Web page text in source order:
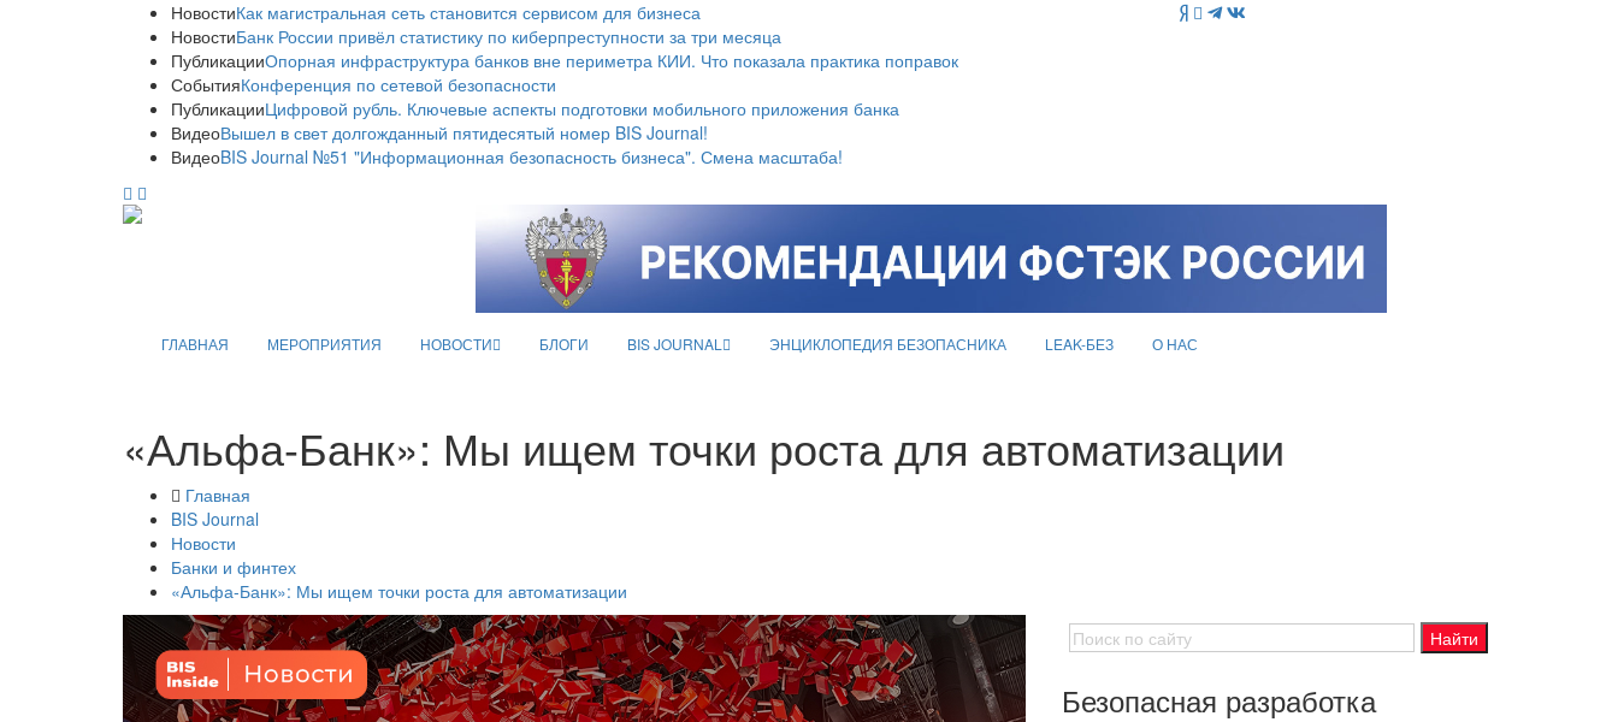
НовостиКак магистральная сеть становится сервисом для бизнеса
НовостиБанк России привёл статистику по киберпреступности за три месяца
ПубликацииОпорная инфраструктура банков вне периметра КИИ. Что показала практика поправок
СобытияКонференция по сетевой безопасности
ПубликацииЦифровой рубль. Ключевые аспекты подготовки мобильного приложения банка
ВидеоВышел в свет долгожданный пятидесятый номер BIS Journal!
ВидеоBIS Journal №51 "Информационная безопасность бизнеса". Смена масштаба!
ГЛАВНАЯ МЕРОПРИЯТИЯ НОВОСТИ БЛОГИ BIS JOURNAL ЭНЦИКЛОПЕДИЯ БЕЗОПАСНИКА LEAK-БЕЗ О НАС
«Альфа-Банк»: Мы ищем точки роста для автоматизации
Главная
BIS Journal
Новости
Банки и финтех
«Альфа-Банк»: Мы ищем точки роста для автоматизации
Безопасная разработка